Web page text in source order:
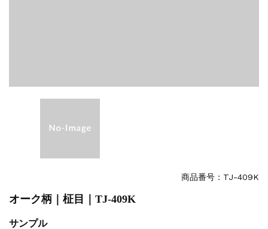
商品番号：TJ-409K
オーク柄｜柾目｜TJ-409K
サンプル